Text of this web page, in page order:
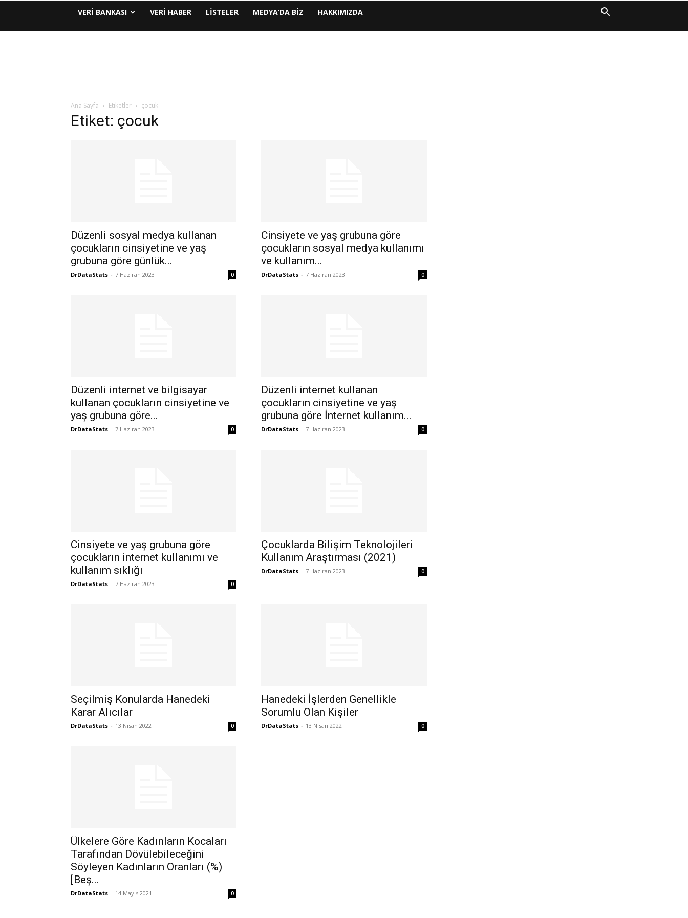
VERI BANKASI VERI HABER LISTELER MEDYA’DA BIZ HAKKIMIZDA
Ana Sayfa Etiketler çocuk
Etiket: çocuk
Düzenli sosyal medya kullanan
çocukların cinsiyetine ve yaş
grubuna göre günlük...
DrDataStats - 7 Haziran 2023 0
Cinsiyete ve yaş grubuna göre
çocukların sosyal medya kullanımı
ve kullanım...
DrDataStats - 7 Haziran 2023 0
Düzenli internet ve bilgisayar
kullanan çocukların cinsiyetine ve
yaş grubuna göre...
DrDataStats - 7 Haziran 2023 0
Düzenli internet kullanan
çocukların cinsiyetine ve yaş
grubuna göre İnternet kullanım...
DrDataStats - 7 Haziran 2023 0
Cinsiyete ve yaş grubuna göre
çocukların internet kullanımı ve
kullanım sıklığı
DrDataStats - 7 Haziran 2023 0
Çocuklarda Bilişim Teknolojileri
Kullanım Araştırması (2021)
DrDataStats - 7 Haziran 2023 0
Seçilmiş Konularda Hanedeki
Karar Alıcılar
DrDataStats - 13 Nisan 2022 0
Hanedeki İşlerden Genellikle
Sorumlu Olan Kişiler
DrDataStats - 13 Nisan 2022 0
Ülkelere Göre Kadınların Kocaları
Tarafından Dövülebileceğini
Söyleyen Kadınların Oranları (%)
[Beş...
DrDataStats - 14 Mayıs 2021 0